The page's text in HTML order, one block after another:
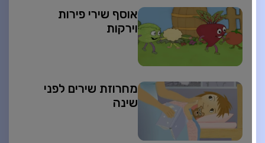
אוסף שירי פירות
וירקות
מחרוזת שירים לפני
שינה